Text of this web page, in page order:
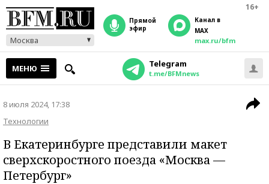
16+
Москва
прямой
эфир
Канал в
MAX
max.ru/bfm
МЕНЮ Telegram
t.me/BFMnews
8 июля 2024, 17:38
Технологии
В Екатеринбурге представили макет
сверхскоростного поезда «Москва —
Петербург»